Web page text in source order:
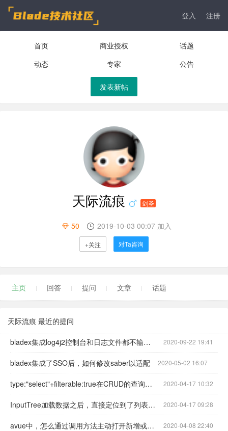
登入 注册
首页 商业授权
话题
动态
专家 公告
发表新帖
天际流痕 剑圣
50 2019-10-03 00:07 加入
+关注 对Ta咨询
主页 回答 提问 文章 话题
天际流痕 最近的提问
bladex集成log4j2控制台和日志文件都不输出日志 2020-09-22 19:41
bladex集成了SSO后，如何修改saber以适配 2020-05-02 16:07
type:"select"+filterable:true在CRUD的查询条件中不生效 2020-04-17 10:32
InputTree加载数据之后，直接定位到了列表的最后 2020-04-17 09:28
avue中，怎么通过调用方法主动打开新增或者编辑弹框 2020-04-08 22:40